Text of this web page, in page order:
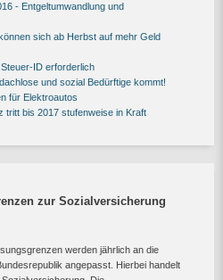
- Entgeltumwandlung und
sich ab Herbst auf mehr Geld
ID erforderlich
und sozial Bedürftige kommt!
für Elektroautos
tritt bis 2017 stufenweise in Kraft
zur Sozialversicherung
werden jährlich an die
angepasst. Hierbei handelt